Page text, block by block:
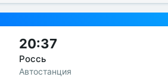
20:37
Россь
Автостанция